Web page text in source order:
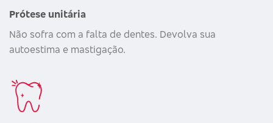
Prótese unitária
Não sofra com a falta de dentes. Devolva sua
autoestima e mastigação.